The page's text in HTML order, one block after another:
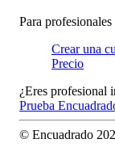
Para profesionales
Crear una
Precio
¿Eres profesional
Prueba
© Encuadrado